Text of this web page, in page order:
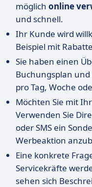
möglich online
und schnell.
Ihr Kunde wird
Beispiel mit
Sie haben einen
Buchungsplan
pro Tag, Woche
Möchten Sie mit
Verwenden Sie
oder SMS ein
Werbeaktion
Eine konkrete
Servicekräfte
sehen sich